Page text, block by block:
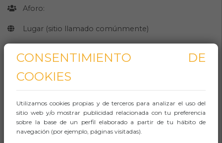
Aforo:
Lugar (sitio llamado comúnmente)
España.
BARCELONA
Observaciones
CONSENTIMIENTO DE
COOKIES
Utilizamos cookies propias y de terceros para analizar el uso del
sitio web y/o mostrar publicidad relacionada con tu preferencia
sobre la base de un perfil elaborado a partir de tu hábito de
navegación (por ejemplo, páginas visitadas).